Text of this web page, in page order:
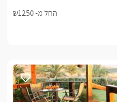
החל מ- ₪1250